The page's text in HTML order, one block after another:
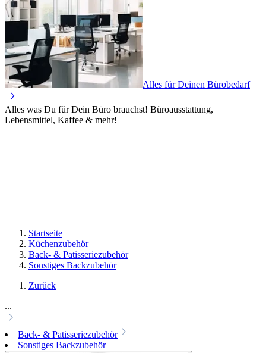
Alles für Deinen Bürobedarf
Alles was Du für Dein Büro brauchst! Büroausstattung,
Lebensmittel, Kaffee & mehr!
Startseite
Küchenzubehör
Back- & Patisseriezubehör
Sonstiges Backzubehör
Zurück
...
Back- & Patisseriezubehör
Sonstiges Backzubehör